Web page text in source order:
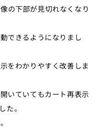
の下部が見切れなくなり
できるようになりまし
をわかりやすく改善しま
いていてもカート再表示
た。